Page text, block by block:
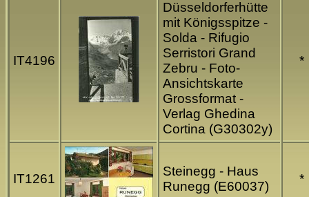
IT4196
Düsseldorferhütte
mit Königsspitze -
Solda - Rifugio
Serristori Grand
Zebru - Foto-
Ansichtskarte
Grossformat -
Verlag Ghedina
Cortina (G30302y)
*
IT1261
Steinegg - Haus
Runegg (E60037)
*